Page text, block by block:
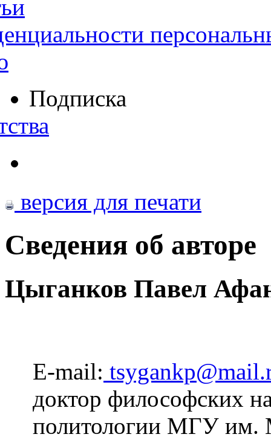
Подписка
версия для печати
Сведения об авторе
Цыганков Павел
E-mail:
доктор философских
политологии МГУ им.